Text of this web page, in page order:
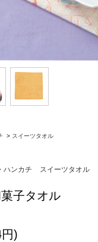
> スイーツタオル
ハンカチ スイーツタオル
子タオル
)